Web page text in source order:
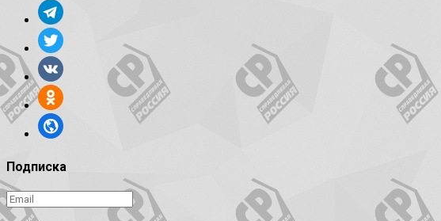
Подписка